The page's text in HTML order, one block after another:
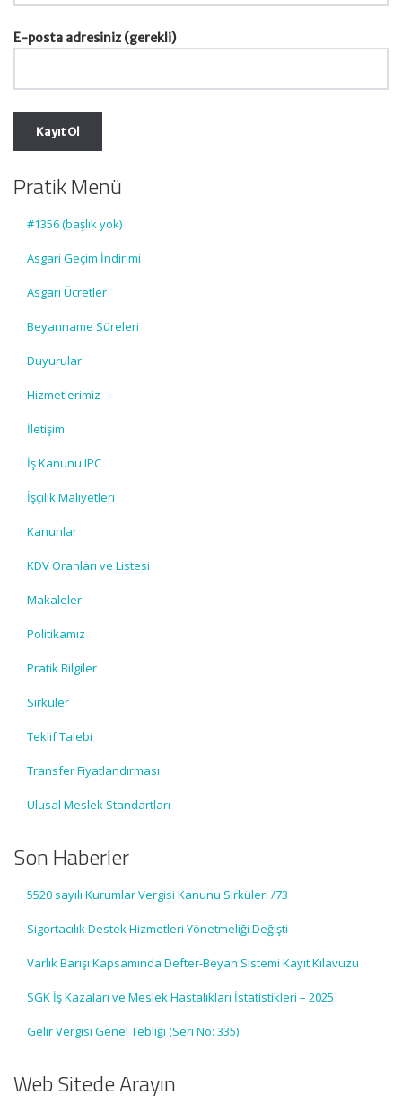
E-posta adresiniz (gerekli)
Pratik Menü
#1356 (başlık yok)
Asgari Geçim İndirimi
Asgari Ücretler
Beyanname Süreleri
Duyurular
Hizmetlerimiz
İletişim
İş Kanunu IPC
İşçilik Maliyetleri
Kanunlar
KDV Oranları ve Listesi
Makaleler
Politikamız
Pratik Bilgiler
Sirküler
Teklif Talebi
Transfer Fiyatlandırması
Ulusal Meslek Standartları
Son Haberler
5520 sayılı Kurumlar Vergisi Kanunu Sirküleri /73
Sigortacılık Destek Hizmetleri Yönetmeliği Değişti
Varlık Barışı Kapsamında Defter-Beyan Sistemi Kayıt Kılavuzu
SGK İş Kazaları ve Meslek Hastalıkları İstatistikleri – 2025
Gelir Vergisi Genel Tebliği (Seri No: 335)
Web Sitede Arayın